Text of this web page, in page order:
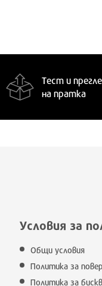
Тест и
на пратка
Условия за
Общи условия
Политика за
Политика за